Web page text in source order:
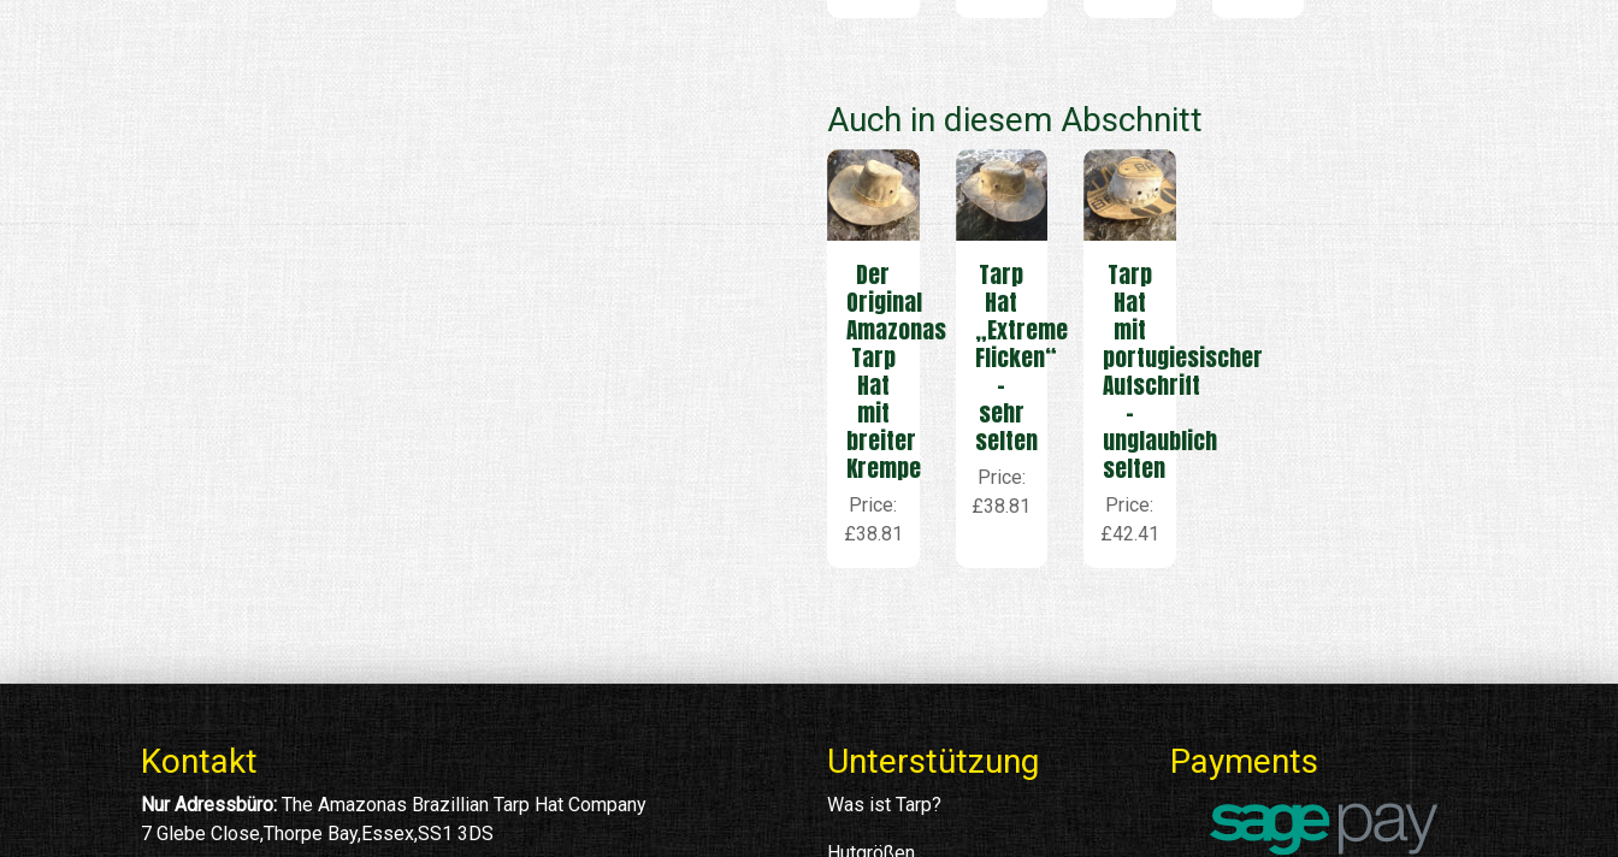
Auch in diesem Abschnitt
Der
Original
Amazonas
Tarp
Hat
mit
breiter
Krempe
Price:
£38.81
Tarp
Hat
„Extreme
Flicken“
–
sehr
selten
Price:
£38.81
Tarp
Hat
mit
portugiesischer
Aufschrift
–
unglaublich
selten
Price:
£42.41
Kontakt
Nur Adressbüro: The Amazonas Brazillian Tarp Hat Company
7 Glebe Close,Thorpe Bay,Essex,SS1 3DS
Unterstützung
Was ist Tarp?
Payments